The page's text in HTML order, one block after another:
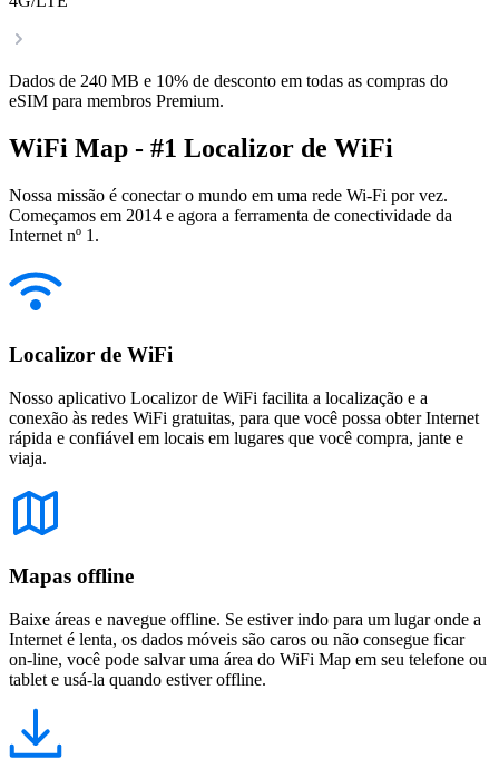
Dados de 240 MB e 10% de desconto em todas as compras do
eSIM para membros Premium.
WiFi Map - #1 Localizor de WiFi
Nossa missão é conectar o mundo em uma rede Wi-Fi por vez.
Começamos em 2014 e agora a ferramenta de conectividade da
Internet nº 1.
Localizor de WiFi
Nosso aplicativo Localizor de WiFi facilita a localização e a
conexão às redes WiFi gratuitas, para que você possa obter Internet
rápida e confiável em locais em lugares que você compra, jante e
viaja.
Mapas offline
Baixe áreas e navegue offline. Se estiver indo para um lugar onde a
Internet é lenta, os dados móveis são caros ou não consegue ficar
on-line, você pode salvar uma área do WiFi Map em seu telefone ou
tablet e usá-la quando estiver offline.